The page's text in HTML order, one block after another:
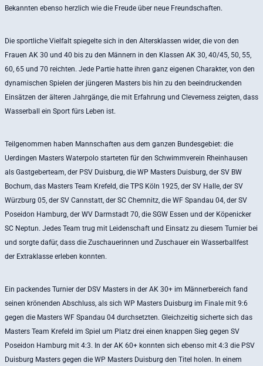
Bekannten ebenso herzlich wie die Freude über neue Freundschaften.
Die sportliche Vielfalt spiegelte sich in den Altersklassen wider, die von den
Frauen AK 30 und 40 bis zu den Männern in den Klassen AK 30, 40/45, 50, 55,
60, 65 und 70 reichten. Jede Partie hatte ihren ganz eigenen Charakter, von den
dynamischen Spielen der jüngeren Masters bis hin zu den beeindruckenden
Einsätzen der älteren Jahrgänge, die mit Erfahrung und Cleverness zeigten, dass
Wasserball ein Sport fürs Leben ist.
Teilgenommen haben Mannschaften aus dem ganzen Bundesgebiet: die
Uerdingen Masters Waterpolo starteten für den Schwimmverein Rheinhausen
als Gastgeberteam, der PSV Duisburg, die WP Masters Duisburg, der SV BW
Bochum, das Masters Team Krefeld, die TPS Köln 1925, der SV Halle, der SV
Würzburg 05, der SV Cannstatt, der SC Chemnitz, die WF Spandau 04, der SV
Poseidon Hamburg, der WV Darmstadt 70, die SGW Essen und der Köpenicker
SC Neptun. Jedes Team trug mit Leidenschaft und Einsatz zu diesem Turnier bei
und sorgte dafür, dass die Zuschauerinnen und Zuschauer ein Wasserballfest
der Extraklasse erleben konnten.
Ein packendes Turnier der DSV Masters in der AK 30+ im Männerbereich fand
seinen krönenden Abschluss, als sich WP Masters Duisburg im Finale mit 9:6
gegen die Masters WF Spandau 04 durchsetzten. Gleichzeitig sicherte sich das
Masters Team Krefeld im Spiel um Platz drei einen knappen Sieg gegen SV
Poseidon Hamburg mit 4:3. In der AK 60+ konnten sich ebenso mit 4:3 die PSV
Duisburg Masters gegen die WP Masters Duisburg den Titel holen. In einem